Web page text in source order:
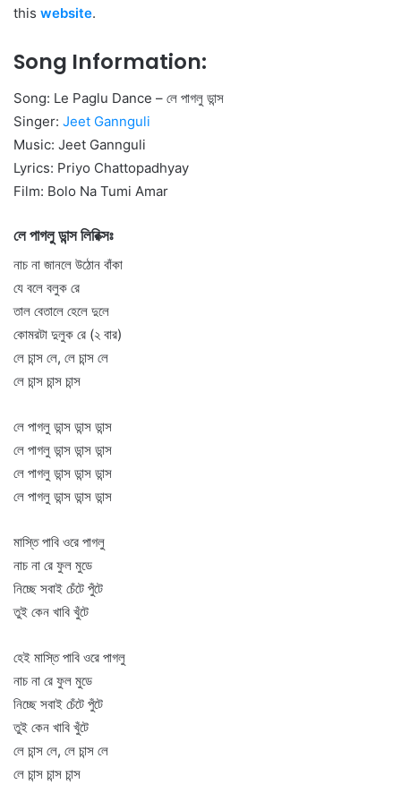
this website.
Song Information:
Song: Le Paglu Dance – লে পাগলু ডান্স
Singer: Jeet Gannguli
Music: Jeet Gannguli
Lyrics: Priyo Chattopadhyay
Film: Bolo Na Tumi Amar
লে পাগলু ডান্স লিরিক্সঃ
নাচ না জানলে উঠোন বাঁকা
যে বলে বলুক রে
তাল বেতালে হেলে দুলে
কোমরটা দুলুক রে (২ বার)
লে চান্স লে, লে চান্স লে
লে চান্স চান্স চান্স
লে পাগলু ডান্স ডান্স ডান্স
লে পাগলু ডান্স ডান্স ডান্স
লে পাগলু ডান্স ডান্স ডান্স
লে পাগলু ডান্স ডান্স ডান্স
মাস্তি পাবি ওরে পাগলু
নাচ না রে ফুল মুডে
নিচ্ছে সবাই চেঁটে পুঁটে
তুই কেন খাবি খুঁটে
হেই মাস্তি পাবি ওরে পাগলু
নাচ না রে ফুল মুডে
নিচ্ছে সবাই চেঁটে পুঁটে
তুই কেন খাবি খুঁটে
লে চান্স লে, লে চান্স লে
লে চান্স চান্স চান্স